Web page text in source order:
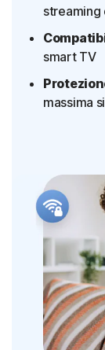
streaming
smart TV
massima